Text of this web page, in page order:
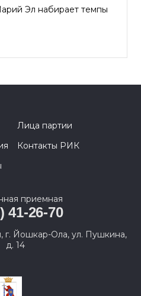
Эл набирает темпы
Лица партии
Контакты РИК
приемная
41-26-70
г. Йошкар-Ола, ул. Пушкина,
д. 14